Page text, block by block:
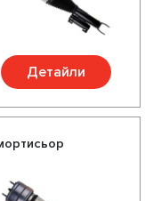
Детайли